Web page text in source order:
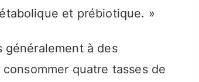
et prébiotique. »
généralement à des
quatre tasses de